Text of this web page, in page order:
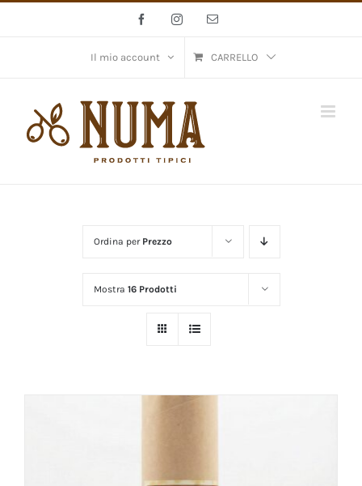
FacebookInstagramEmail
Il mio account CARRELLO
Ordina per Prezzo
Mostra 16 Prodotti